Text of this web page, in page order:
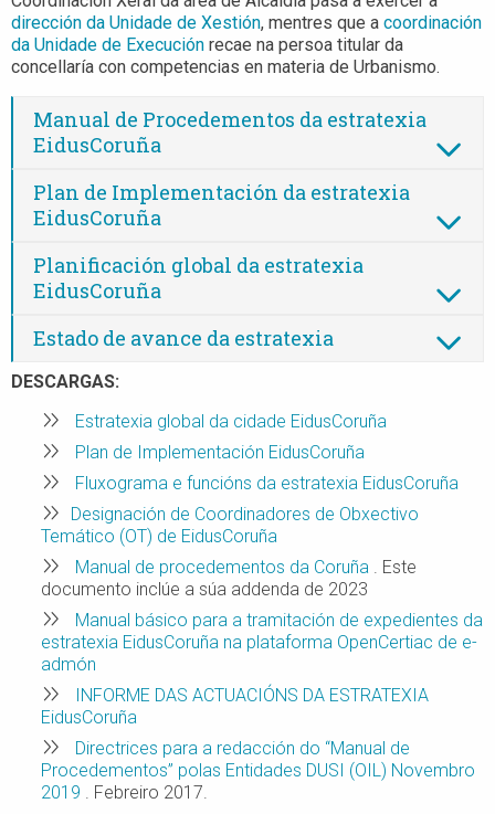
dirección da Unidade de Xestión, mentres que a coordinación
da Unidade de Execución recae na persoa titular da
concellaría con competencias en materia de Urbanismo.
Manual de Procedementos da estratexia
EidusCoruña
Plan de Implementación da estratexia
EidusCoruña
Planificación global da estratexia
EidusCoruña
Estado de avance da estratexia
DESCARGAS:
Estratexia global da cidade EidusCoruña
Plan de Implementación EidusCoruña
Fluxograma e funcións da estratexia EidusCoruña
Designación de Coordinadores de Obxectivo
Temático (OT) de EidusCoruña
Manual de procedementos da Coruña
. Este
documento inclúe a súa addenda de 2023
Manual básico para a tramitación de expedientes da
estratexia EidusCoruña na plataforma OpenCertiac de e-
admón
INFORME DAS ACTUACIÓNS DA ESTRATEXIA
EidusCoruña
Directrices para a redacción do “Manual de
Procedementos” polas Entidades DUSI (OIL) Novembro
2019
. Febreiro 2017.